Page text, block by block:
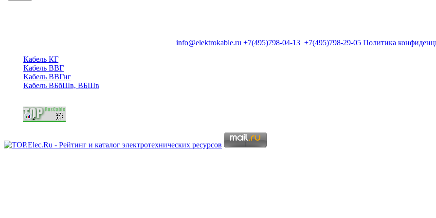
info@elektrokable.ru +7(495)798-04-13 +7(495)798-29-05 Политика
Кабель КГ
Кабель ВВГ
Кабель ВВГнг
Кабель ВБбШв, ВБШв